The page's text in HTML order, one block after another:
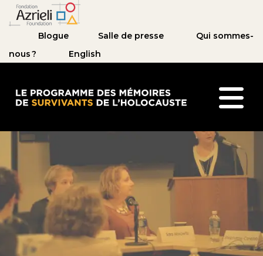
Blogue Salle de presse
Qui sommes-
nous ?
English